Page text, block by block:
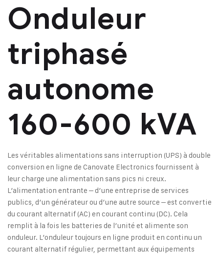
Onduleur
triphasé
autonome
160-600 kVA
Les véritables alimentations sans interruption (UPS) à double
conversion en ligne de Canovate Electronics fournissent à
leur charge une alimentation sans pics ni creux.
L’alimentation entrante – d’une entreprise de services
publics, d’un générateur ou d’une autre source – est convertie
du courant alternatif (AC) en courant continu (DC). Cela
remplit à la fois les batteries de l’unité et alimente son
onduleur. L’onduleur toujours en ligne produit en continu un
courant alternatif régulier, permettant aux équipements